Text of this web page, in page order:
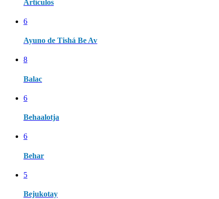
Artículos
6
Ayuno de Tishá Be Av
8
Balac
6
Behaalotja
6
Behar
5
Bejukotay